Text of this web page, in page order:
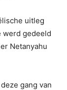
uitleg
werd gedeeld
Netanyahu
gang van